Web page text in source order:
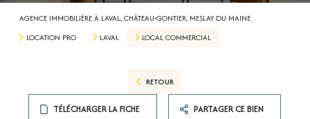
AGENCE IMMOBILIÈRE À LAVAL, CHÂTEAU-GONTIER, MESLAY DU MAINE
LOCATION PRO
LAVAL LOCAL COMMERCIAL
RETOUR
TÉLÉCHARGER LA FICHE PARTAGER CE BIEN